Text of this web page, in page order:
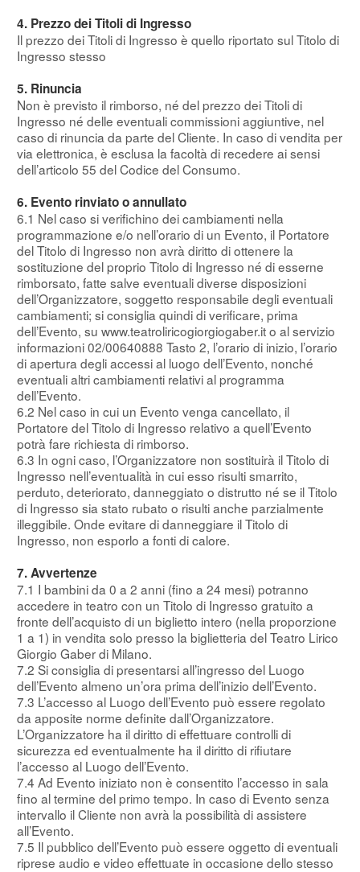
4. Prezzo dei Titoli di Ingresso
Il prezzo dei Titoli di Ingresso è quello riportato sul Titolo di
Ingresso stesso
5. Rinuncia
Non è previsto il rimborso, né del prezzo dei Titoli di
Ingresso né delle eventuali commissioni aggiuntive, nel
caso di rinuncia da parte del Cliente. In caso di vendita per
via elettronica, è esclusa la facoltà di recedere ai sensi
dell’articolo 55 del Codice del Consumo.
6. Evento rinviato o annullato
6.1 Nel caso si verifichino dei cambiamenti nella
programmazione e/o nell’orario di un Evento, il Portatore
del Titolo di Ingresso non avrà diritto di ottenere la
sostituzione del proprio Titolo di Ingresso né di esserne
rimborsato, fatte salve eventuali diverse disposizioni
dell’Organizzatore, soggetto responsabile degli eventuali
cambiamenti; si consiglia quindi di verificare, prima
dell’Evento, su www.teatroliricogiorgiogaber.it o al servizio
informazioni 02/00640888 Tasto 2, l’orario di inizio, l’orario
di apertura degli accessi al luogo dell’Evento, nonché
eventuali altri cambiamenti relativi al programma
dell’Evento.
6.2 Nel caso in cui un Evento venga cancellato, il
Portatore del Titolo di Ingresso relativo a quell’Evento
potrà fare richiesta di rimborso.
6.3 In ogni caso, l’Organizzatore non sostituirà il Titolo di
Ingresso nell’eventualità in cui esso risulti smarrito,
perduto, deteriorato, danneggiato o distrutto né se il Titolo
di Ingresso sia stato rubato o risulti anche parzialmente
illeggibile. Onde evitare di danneggiare il Titolo di
Ingresso, non esporlo a fonti di calore.
7. Avvertenze
7.1 I bambini da 0 a 2 anni (fino a 24 mesi) potranno
accedere in teatro con un Titolo di Ingresso gratuito a
fronte dell’acquisto di un biglietto intero (nella proporzione
1 a 1) in vendita solo presso la biglietteria del Teatro Lirico
Giorgio Gaber di Milano.
7.2 Si consiglia di presentarsi all’ingresso del Luogo
dell’Evento almeno un’ora prima dell’inizio dell’Evento.
7.3 L’accesso al Luogo dell’Evento può essere regolato
da apposite norme definite dall’Organizzatore.
L’Organizzatore ha il diritto di effettuare controlli di
sicurezza ed eventualmente ha il diritto di rifiutare
l’accesso al Luogo dell’Evento.
7.4 Ad Evento iniziato non è consentito l’accesso in sala
fino al termine del primo tempo. In caso di Evento senza
intervallo il Cliente non avrà la possibilità di assistere
all’Evento.
7.5 Il pubblico dell’Evento può essere oggetto di eventuali
riprese audio e video effettuate in occasione dello stesso